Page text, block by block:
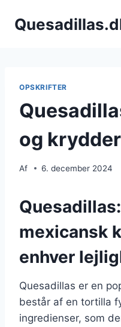
OPSKRIFTER
og
Af 6. december 2024
mexicansk
enhver
Quesadillas er en
består af en tortilla
ingredienser, som